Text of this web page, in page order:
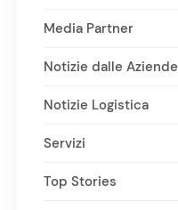
Media Partner
Notizie dalle Aziende
Notizie Logistica
Servizi
Top Stories